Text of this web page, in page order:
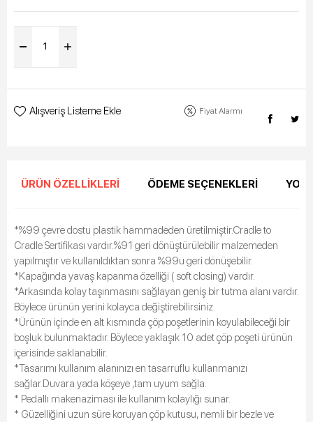
Alışveriş Listeme Ekle Fiyat Alarmı
ÜRÜN ÖZELLIKLERI ÖDEME SEÇENEKLERI
*%99 çevre dostu plastik hammadeden üretilmiştir.Cradle to
Cradle Sertifikası vardır.%91 geri dönüştürülebilir malzemeden
yapılmıştır ve kullanıldıktan sonra %99u geri dönüşebilir.
*Kapağında yavaş kapanma özelliği ( soft closing) vardır.
*Arkasında kolay taşınmasını sağlayan geniş bir tutma alanı vardır.
Böylece ürünün yerini kolayca değiştirebilirsiniz.
*Ürünün içinde en alt kısmında çöp poşetlerinin koyulabileceği bir
boşluk bulunmaktadır. Böylece yaklaşık 10 adet çöp poşeti ürünün
içerisinde saklanabilir.
*Tasarımı kullanım alanınızı en tasarruflu kullanmanızı
sağlar.Duvara yada köşeye ,tam uyum sağla.
* Pedallı makenaziması ile kullanım kolaylığı sunar.
* Güzelliğini uzun süre koruyan çöp kutusu, nemli bir bezle ve